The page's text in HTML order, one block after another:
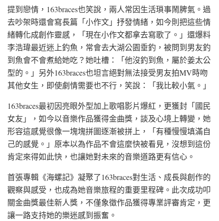
提到戀情，163braces也笑說，兩人常因生活瑣事鬧脾氣。過
去吵架時還會寫長篇「小作文」抒發情緒，如今則把這些情
緒轉化成創作靈感，「現在小作文都拿去寫歌了。」還爆料
李浩瑋最近迷上釣魚，常會去大湖公園垂釣，被問到男友釣
到魚會不會煮給她吃？她吐槽：「他沒釣到魚，屬於姜太公
型的。」另外163braces也坦言絕對無法接受男友拍MV時吻
其他女生，即使劇情需要也不行，笑說：「我比較小氣。」
163braces最初因亮眼外型加上歌唱影片爆紅，更獲封「國民
女友」，如今以音樂作品獲得金曲獎，談及心境上轉變，她
形容這感覺很像一塊塊拼圖逐漸被拼上，「有種慢慢填滿自
己的感覺。」原本以為作品不會這麼快被看見，沒想到這份
肯定來得如此快，也讓她對未來的音樂道路更有信心。
首張專輯《海螺記》凝聚了163braces對生活、成長與創作的
觀察與感受，也成為她音樂旅程的重要里程碑。此次成功叩
關金曲獎最佳新人獎，不僅象徵作品獲得專業評審肯定，更
讓一路支持她的樂迷感到振奮。